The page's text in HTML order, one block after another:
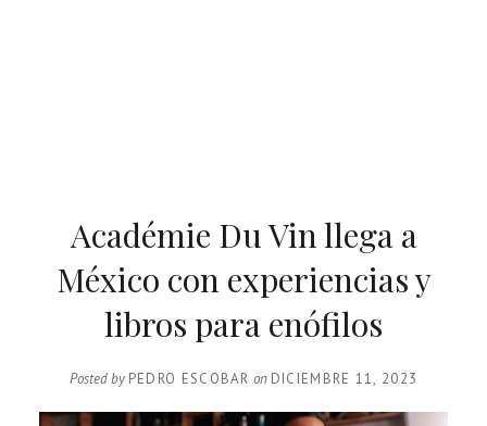
Académie Du Vin llega a
México con experiencias y
libros para enófilos
Posted by PEDRO ESCOBAR on DICIEMBRE 11, 2023